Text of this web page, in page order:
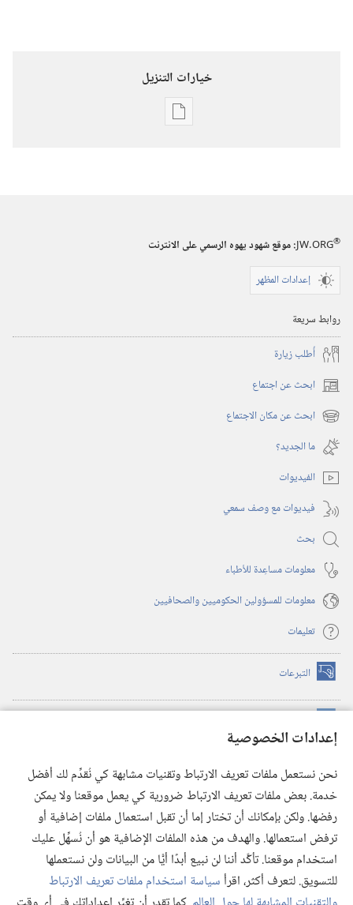
إعدادات الخصوصية
نحن نستعمل ملفات تعريف الارتباط وتقنيات مشابهة كي نُقدِّم لك أفضل
خدمة. بعض ملفات تعريف الارتباط ضرورية كي يعمل موقعنا ولا يمكن
رفضها. ولكن بإمكانك أن تختار إما أن تقبل استعمال ملفات إضافية أو
ترفض استعمالها. والهدف من هذه الملفات الإضافية هو أن نُسهِّل عليك
استخدام موقعنا. تأكَّد أننا لن نبيع أبدًا أيًّا من البيانات ولن نستعملها
للتسويق. لتعرف أكثر، اقرأسياسة استخدام ملفات تعريف الارتباط
خيارات التنزيل
خيارات
‎٢٠٠٣
JW.ORG®
:‏ موقع شهود يهوه الرسمي على الانترنت
إعدادات المظهر
روابط سريعة
أُطلب زيارة
ابحث عن اجتماع (يفتح
نافذة ابحث عن مكان الاجتماع (يفتح
نافذة
جديدة)
ما الجديد؟‏
الفيديوات
فيديوات مع وصف سمعي
بحث
معلومات مساعِدة للأطباء
معلومات للمسؤولين الحكوميين والصحافيين
تعليمات
التبرعات (يفتح
نافذة
(يفتح
نافذة
(يفتح
نافذة
جديدة) تطبيق ®
JW Library
مكتبة برج المراقبة